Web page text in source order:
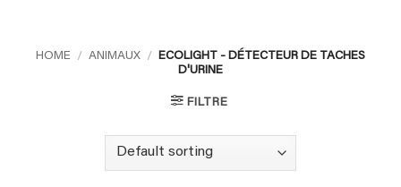
HOME / ANIMAUX / ECOLIGHT - DÉTECTEUR DE TACHES
D'URINE
FILTRE